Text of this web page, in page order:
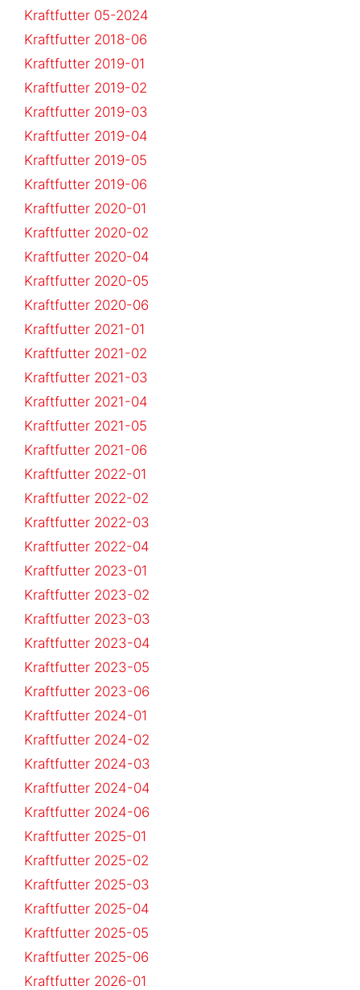
Kraftfutter 05-2024
Kraftfutter 2018-06
Kraftfutter 2019-01
Kraftfutter 2019-02
Kraftfutter 2019-03
Kraftfutter 2019-04
Kraftfutter 2019-05
Kraftfutter 2019-06
Kraftfutter 2020-01
Kraftfutter 2020-02
Kraftfutter 2020-04
Kraftfutter 2020-05
Kraftfutter 2020-06
Kraftfutter 2021-01
Kraftfutter 2021-02
Kraftfutter 2021-03
Kraftfutter 2021-04
Kraftfutter 2021-05
Kraftfutter 2021-06
Kraftfutter 2022-01
Kraftfutter 2022-02
Kraftfutter 2022-03
Kraftfutter 2022-04
Kraftfutter 2023-01
Kraftfutter 2023-02
Kraftfutter 2023-03
Kraftfutter 2023-04
Kraftfutter 2023-05
Kraftfutter 2023-06
Kraftfutter 2024-01
Kraftfutter 2024-02
Kraftfutter 2024-03
Kraftfutter 2024-04
Kraftfutter 2024-06
Kraftfutter 2025-01
Kraftfutter 2025-02
Kraftfutter 2025-03
Kraftfutter 2025-04
Kraftfutter 2025-05
Kraftfutter 2025-06
Kraftfutter 2026-01